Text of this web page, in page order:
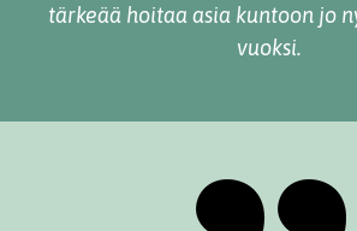
tärkeää hoitaa asia kuntoon jo
vuoksi.